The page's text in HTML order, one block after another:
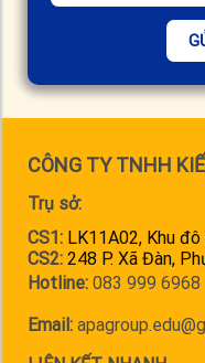
CÔNG TY TNHH
Trụ sở:
CS1: LK11A02, Khu
CS2: 248 P. Xã Đàn,
Hotline: 083 999 6968
Email: